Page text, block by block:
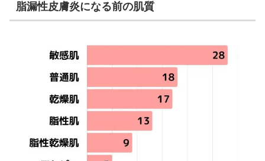
脂漏性皮膚炎になる前の肌質